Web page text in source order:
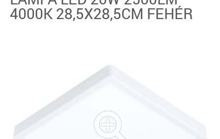
4000K 28,5X28,5CM FEHÉR